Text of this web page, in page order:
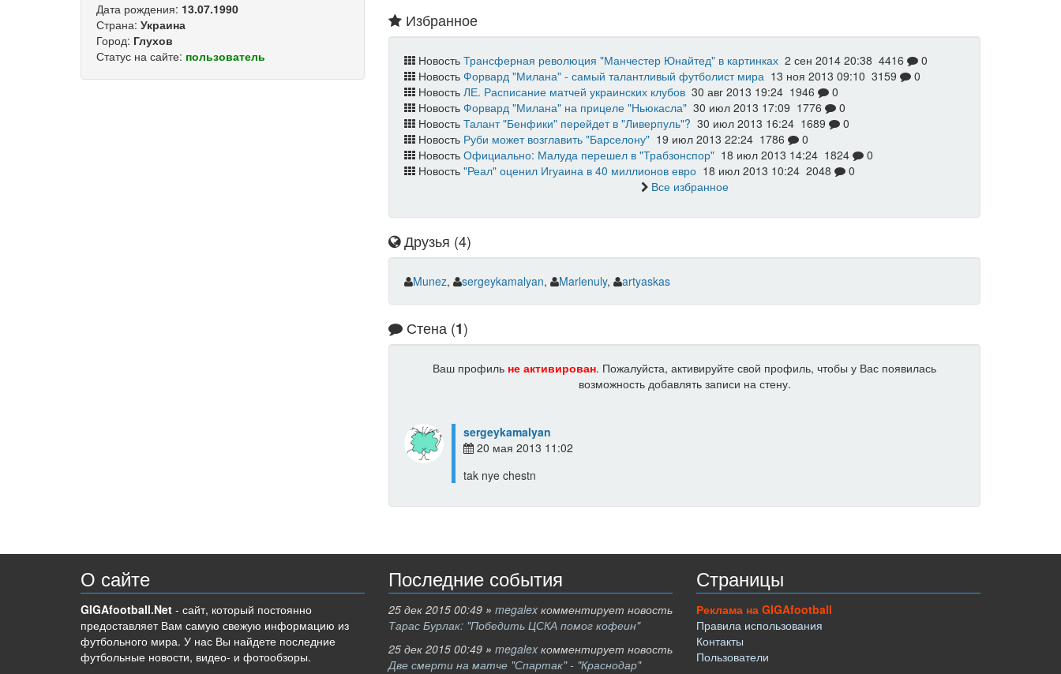
Дата рождения: 13.07.1990
Страна: Украина
Город: Глухов
Статус на сайте: пользователь
Избранное
Новость Трансферная революция "Манчестер Юнайтед" в картинках 2 сен 2014 20:38 4416
0
Новость Форвард "Милана" - самый талантливый футболист мира 13 ноя 2013 09:10 3159
0
Новость ЛЕ. Расписание матчей украинских клубов 30 авг 2013 19:24 1946
0
Новость Форвард "Милана" на прицеле "Ньюкасла" 30 июл 2013 17:09 1776
0
Новость Талант "Бенфики" перейдет в "Ливерпуль"? 30 июл 2013 16:24 1689
0
Новость Руби может возглавить "Барселону" 19 июл 2013 22:24 1786
0
Новость Официально: Малуда перешел в "Трабзонспор" 18 июл 2013 14:24 1824
0
Новость "Реал" оценил Игуаина в 40 миллионов евро 18 июл 2013 10:24 2048
0
Все избранное
Друзья (4)
Munez, sergeykamalyan, Marlenuly, artyaskas
Стена (1)
Ваш профиль не активирован. Пожалуйста, активируйте свой профиль, чтобы у Вас появилась
возможность добавлять записи на стену.
sergeykamalyan
20 мая 2013 11:02
tak nye chestn
О сайте
GIGAfootball.Net - сайт, который постоянно
предоставляет Вам самую свежую информацию из
футбольного мира. У нас Вы найдете последние
футбольные новости, видео- и фотообзоры.
Последние события
25 дек 2015 00:49 » megalex комментирует новость
Тарас Бурлак: "Победить ЦСКА помог кофеин"
25 дек 2015 00:49 » megalex комментирует новость
Две смерти на матче "Спартак" - "Краснодар"
Страницы
Реклама на GIGAfootball
Правила использования
Контакты
Пользователи